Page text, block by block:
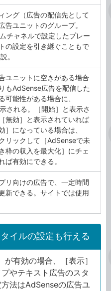
ング（広告の配信先として
告ユニットのグループ。
チャネルで設定したプレー
の設定を引き継ぐこともで
。
ユニットに空きがある場合
もAdSense広告を配信した
可能性がある場合に、
される。［開始］と表示さ
無効］と表示されていれば
］になっている場合は、
リックして［AdSenseで未
枠の収入を最大化］にチェ
ば有効にできる。
リ向けの広告で、一定時間
新できる。サイトでは使用
イルの設定も行える
が有効の場合、［表示］
やテキスト広告のスタ
法はAdSenseの広告ユ